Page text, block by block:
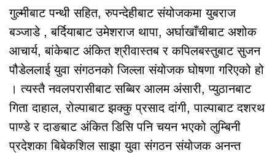
गुल्मीबाट पन्थी सहित, रुपन्देहीबाट संयोजकमा युबराज
बञ्जाडे , बर्दियाबाट उमेशराज थापा, अर्घाखाँचीबाट अशोक
आचार्य, बांकेबाट अंकित श्रीवास्तब र कपिलबस्तुबाट सुजन
पौडेललाई युवा संगठनको जिल्ला संयोजक घोषणा गरिएको हो
। त्यस्तै नवलपरासीबाट सब्बिर आलम अंसारी, प्युठानबाट
गिता दाहाल, रोल्पाबाट झक्कु प्रसाद दांगी, पाल्पाबाट दशरथ
पाण्डे र दाङबाट अंकित डिसि पनि चयन भएको लुम्बिनी
प्रदेशका बिबेकशिल साझा युवा संगठन संयोजक अनन्त